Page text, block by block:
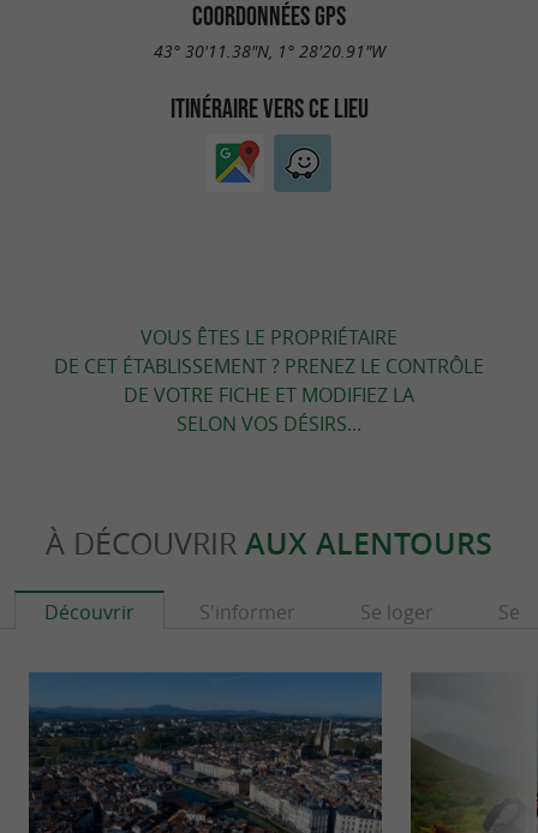
COORDONNÉES GPS
43° 30'11.38"N, 1° 28'20.91"W
ITINÉRAIRE VERS CE LIEU
VOUS ÊTES LE PROPRIÉTAIRE
DE CET ÉTABLISSEMENT ? PRENEZ LE CONTRÔLE
DE VOTRE FICHE ET MODIFIEZ LA
SELON VOS DÉSIRS...
À DÉCOUVRIR AUX ALENTOURS
Découvrir S'informer Se loger Se